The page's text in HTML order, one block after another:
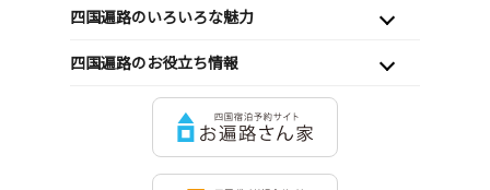
四国遍路のいろいろな魅力
四国遍路のお役立ち情報